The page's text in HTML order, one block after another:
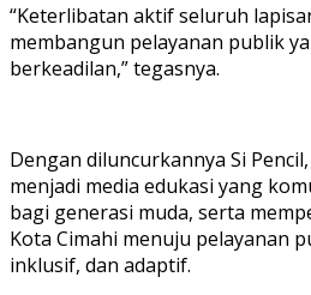
“Keterlibatan aktif seluruh
membangun pelayanan publik
berkeadilan,” tegasnya.
Dengan diluncurkannya Si
menjadi media edukasi yang
bagi generasi muda, serta
Kota Cimahi menuju pelayanan
inklusif, dan adaptif.